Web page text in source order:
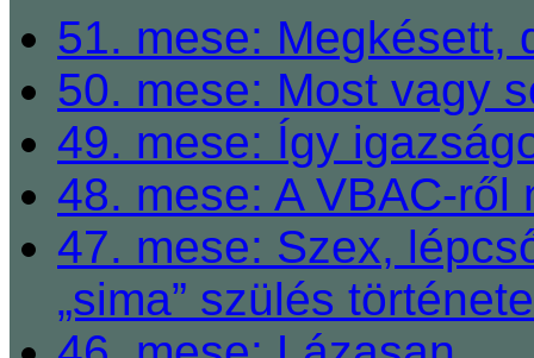
51. mese: Megkésett,
50. mese: Most vagy
49. mese: Így
48. mese: A VBAC-
47. mese: Szex,
„sima” szülés